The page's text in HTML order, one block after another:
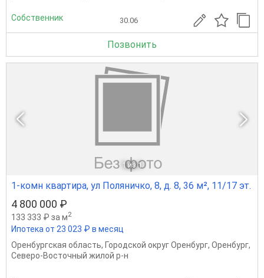
Собственник 30.06
Позвонить
1 из 1
1-комн квартира, ул Поляничко, 8, д. 8, 36 м², 11/17 эт.
4 800 000 ₽
133 333 ₽ за м2
Ипотека от 23 023 ₽ в месяц
Оренбургская область, Городской округ Оренбург, Оренбург,
Северо-Восточный жилой р-н